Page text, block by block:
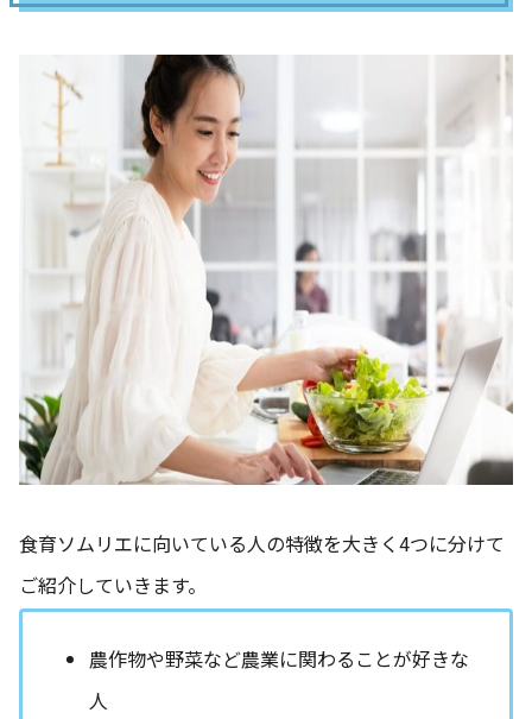
食育ソムリエに向いている人の特徴を大きく4つに分けて
ご紹介していきます。
農作物や野菜など農業に関わることが好きな
人